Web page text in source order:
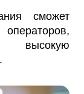
сможет
высокую